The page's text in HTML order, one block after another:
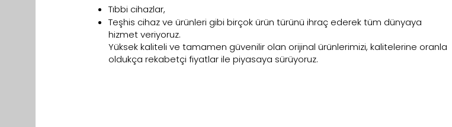
Tıbbi cihazlar,
Teşhis cihaz ve ürünleri gibi birçok ürün türünü ihraç ederek tüm dünyaya
hizmet veriyoruz.
Yüksek kaliteli ve tamamen güvenilir olan orijinal ürünlerimizi, kalitelerine oranla
oldukça rekabetçi fiyatlar ile piyasaya sürüyoruz.